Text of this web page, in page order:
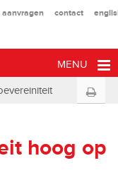
contact
MENU
hoog op